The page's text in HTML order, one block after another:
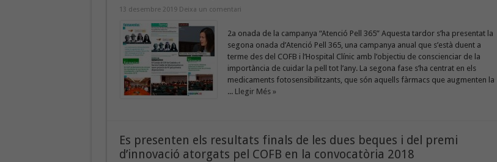
13 desembre 2019 Deixa un comentari
2a onada de la campanya “Atenció Pell 365” Aquesta tardor s’ha presentat la
segona onada d’Atenció Pell 365, una campanya anual que s’està duent a
terme des del COFB i l’Hospital Clínic amb l’objectiu de conscienciar de la
importància de cuidar la pell tot l’any. La segona fase s’ha centrat en els
medicaments fotosensibilitzants, que són aquells fàrmacs que augmenten la
... Llegir Més »
Es presenten els resultats finals de les dues beques i del premi
d’innovació atorgats pel COFB en la convocatòria 2018